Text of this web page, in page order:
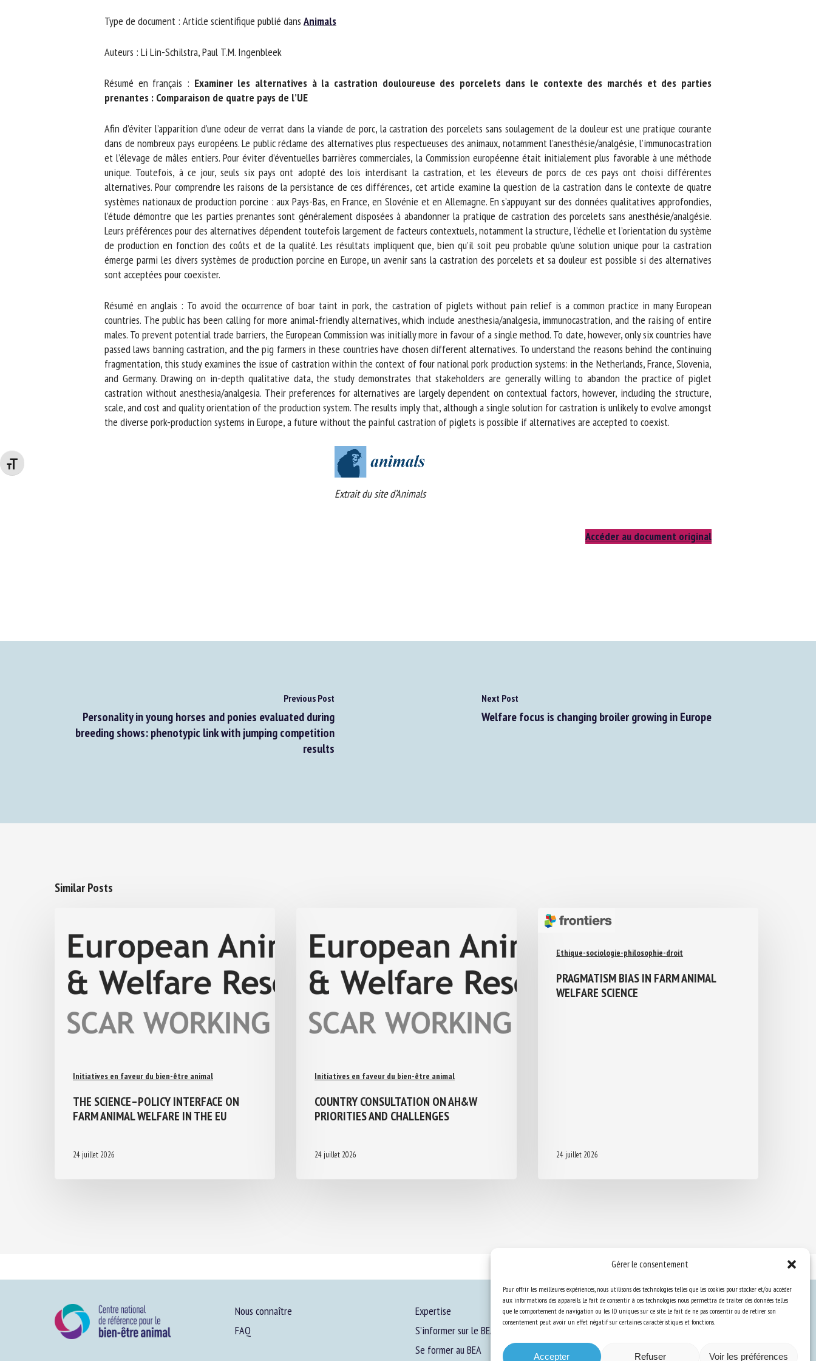
Gérer le consentement
Pour offrir les meilleures expériences, nous utilisons des technologies telles que les cookies pour stocker et/ou accéder
aux informations des appareils. Le fait de consentir à ces technologies nous permettra de traiter des données telles
que le comportement de navigation ou les ID uniques sur ce site. Le fait de ne pas consentir ou de retirer son
consentement peut avoir un effet négatif sur certaines caractéristiques et fonctions.
Accepter Refuser Voir les préférences
Changer la taille de la police
Type de document : Article scientifique publié dansAnimals
Auteurs : Li Lin-Schilstra, Paul T.M. Ingenbleek
Résumé en français : Examiner les alternatives à la castration douloureuse des porcelets dans le contexte des marchés et des parties
prenantes : Comparaison de quatre pays de l’UE
Afin d’éviter l’apparition d’une odeur de verrat dans la viande de porc, la castration des porcelets sans soulagement de la douleur est une pratique courante
dans de nombreux pays européens. Le public réclame des alternatives plus respectueuses des animaux, notamment l’anesthésie/analgésie, l’immunocastration
et l’élevage de mâles entiers. Pour éviter d’éventuelles barrières commerciales, la Commission européenne était initialement plus favorable à une méthode
unique. Toutefois, à ce jour, seuls six pays ont adopté des lois interdisant la castration, et les éleveurs de porcs de ces pays ont choisi différentes
alternatives. Pour comprendre les raisons de la persistance de ces différences, cet article examine la question de la castration dans le contexte de quatre
systèmes nationaux de production porcine : aux Pays-Bas, en France, en Slovénie et en Allemagne. En s’appuyant sur des données qualitatives approfondies,
l’étude démontre que les parties prenantes sont généralement disposées à abandonner la pratique de castration des porcelets sans anesthésie/analgésie.
Leurs préférences pour des alternatives dépendent toutefois largement de facteurs contextuels, notamment la structure, l’échelle et l’orientation du système
de production en fonction des coûts et de la qualité. Les résultats impliquent que, bien qu’il soit peu probable qu’une solution unique pour la castration
émerge parmi les divers systèmes de production porcine en Europe, un avenir sans la castration des porcelets et sa douleur est possible si des alternatives
sont acceptées pour coexister.
Résumé en anglais : To avoid the occurrence of boar taint in pork, the castration of piglets without pain relief is a common practice in many European
countries. The public has been calling for more animal-friendly alternatives, which include anesthesia/analgesia, immunocastration, and the raising of entire
males. To prevent potential trade barriers, the European Commission was initially more in favour of a single method. To date, however, only six countries have
passed laws banning castration, and the pig farmers in these countries have chosen different alternatives. To understand the reasons behind the continuing
fragmentation, this study examines the issue of castration within the context of four national pork production systems: in the Netherlands, France, Slovenia,
and Germany. Drawing on in-depth qualitative data, the study demonstrates that stakeholders are generally willing to abandon the practice of piglet
castration without anesthesia/analgesia. Their preferences for alternatives are largely dependent on contextual factors, however, including the structure,
scale, and cost and quality orientation of the production system. The results imply that, although a single solution for castration is unlikely to evolve amongst
the diverse pork-production systems in Europe, a future without the painful castration of piglets is possible if alternatives are accepted to coexist.
Extrait du site d’Animals
Accéder au document original
Previous Post
Personality in young horses and ponies evaluated during
breeding shows: phenotypic link with jumping competition
results
Next Post
Welfare focus is changing broiler growing in Europe
Similar Posts
Initiatives en faveur du bien-être animal
THE SCIENCE–POLICY INTERFACE ON
FARM ANIMAL WELFARE IN THE EU
24 juillet 2026
Initiatives en faveur du bien-être animal
COUNTRY CONSULTATION ON AH&W
PRIORITIES AND CHALLENGES
24 juillet 2026
Ethique-sociologie-philosophie-droit
PRAGMATISM BIAS IN FARM ANIMAL
WELFARE SCIENCE
24 juillet 2026
Nous connaître
FAQ
Expertise
S’informer sur le BEA
Se former au BEA
Ressources
*
En soumettant ce formulaire, j'accepte que les informations saisies soient
Les champs suivis de * sont obligatoires